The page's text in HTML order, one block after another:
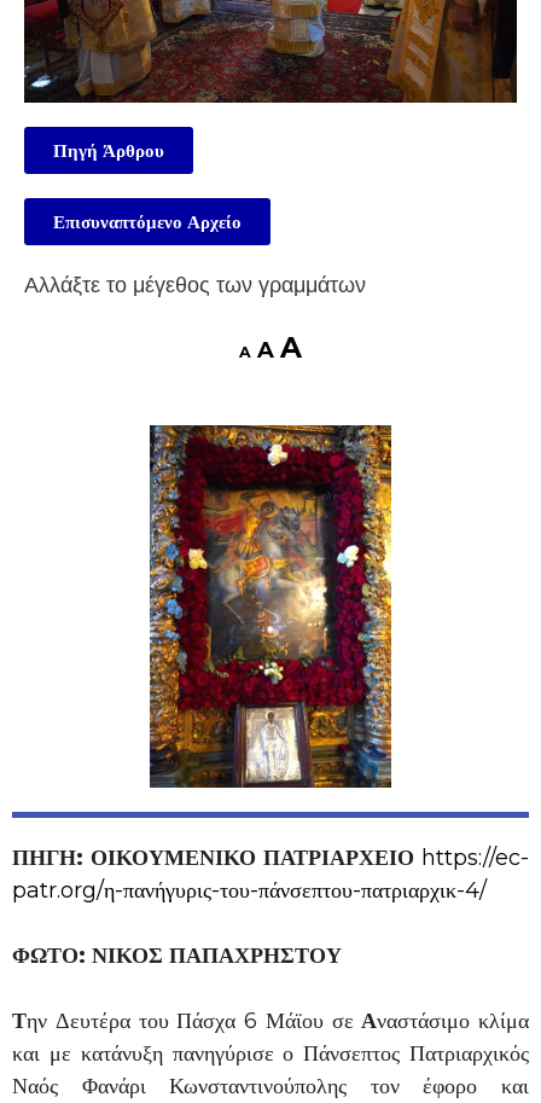
Πηγή Άρθρου
Επισυναπτόμενο Αρχείο
Αλλάξτε το μέγεθος των γραμμάτων
A A A
ΠΗΓΗ: ΟΙΚΟΥΜΕΝΙΚΟ ΠΑΤΡΙΑΡΧΕΙΟ https://ec-
patr.org/η-πανήγυρις-του-πάνσεπτου-πατριαρχικ-4/
ΦΩΤΟ: ΝΙΚΟΣ ΠΑΠΑΧΡΗΣΤΟΥ
Την Δευτέρα του Πάσχα 6 Μάϊου σεΑναστάσιμο κλίμα
και με κατάνυξη πανηγύρισε ο Πάνσεπτος Πατριαρχικός
Ναός Φανάρι Κωνσταντινούπολης τον έφορο και